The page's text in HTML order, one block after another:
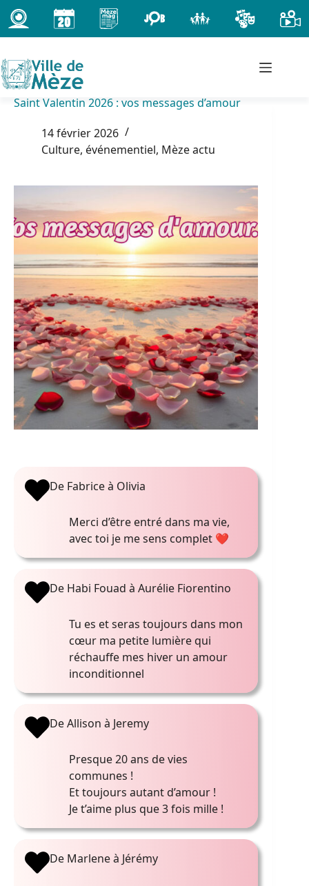
Passer
au
contenu
Saint Valentin 2026 : vos messages d’amour
14 février 2026
Culture, événementiel, Mèze actu
De Fabrice à Olivia
Merci d’être entré dans ma vie,
avec toi je me sens complet ❤️
De Habi Fouad à Aurélie Fiorentino
Tu es et seras toujours dans mon
cœur ma petite lumière qui
réchauffe mes hiver un amour
inconditionnel
De Allison à Jeremy
Presque 20 ans de vies
communes !
Et toujours autant d’amour !
Je t’aime plus que 3 fois mille !
De Marlene à Jérémy